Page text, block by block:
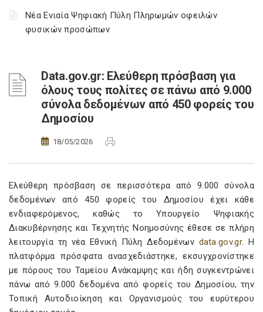
Νέα Ενιαία Ψηφιακή Πύλη Πληρωμών οφειλών
φυσικών προσώπων
Data.gov.gr: Ελεύθερη πρόσβαση για
όλους τους πολίτες σε πάνω από 9.000
σύνολα δεδομένων από 450 φορείς του
Δημοσίου
18/05/2026
Ελεύθερη πρόσβαση σε περισσότερα από 9.000 σύνολα
δεδομένων από 450 φορείς του Δημοσίου έχει κάθε
ενδιαφερόμενος, καθώς το Υπουργείο Ψηφιακής
Διακυβέρνησης και Τεχνητής Νοημοσύνης έθεσε σε πλήρη
λειτουργία τη νέα Εθνική Πύλη Δεδομένων data.gov.gr. Η
πλατφόρμα πρόσφατα ανασχεδιάστηκε, εκσυγχρονίστηκε
με πόρους του Ταμείου Ανάκαμψης και ήδη συγκεντρώνει
πάνω από 9.000 δεδομένα από φορείς του Δημοσίου, την
Τοπική Αυτοδιοίκηση και Οργανισμούς του ευρύτερου